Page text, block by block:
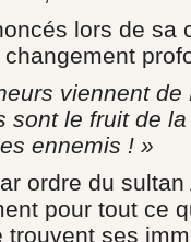
lors de sa
changement
viennent
sont le fruit de
ennemis ! »
ordre du
pour tout ce
trouvent ses